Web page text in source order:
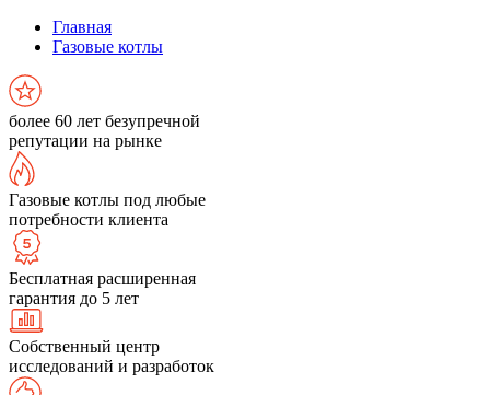
Главная
Газовые котлы
более 60 лет безупречной
репутации на рынке
Газовые котлы под любые
потребности клиента
Бесплатная расширенная
гарантия до 5 лет
Собственный центр
исследований и разработок